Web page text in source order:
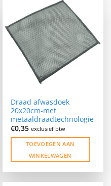
Draad afwasdoek
20x20cm-met
metaaldraadtechnologie
€0,35 exclusief btw
TOEVOEGEN AAN
WINKELWAGEN